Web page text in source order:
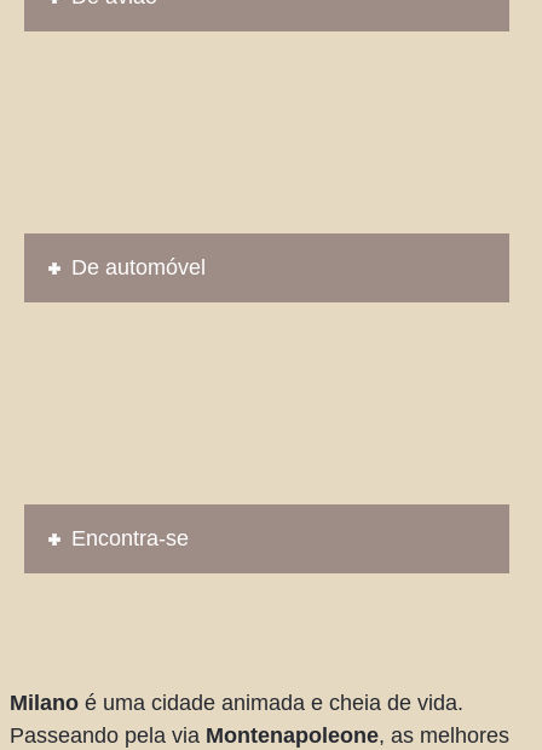
De automóvel
Encontra-se
Milanoé uma cidade animada e cheia de vida.
Passeando pela via Montenapoleone, as melhores